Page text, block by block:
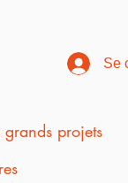
Se
grands projets